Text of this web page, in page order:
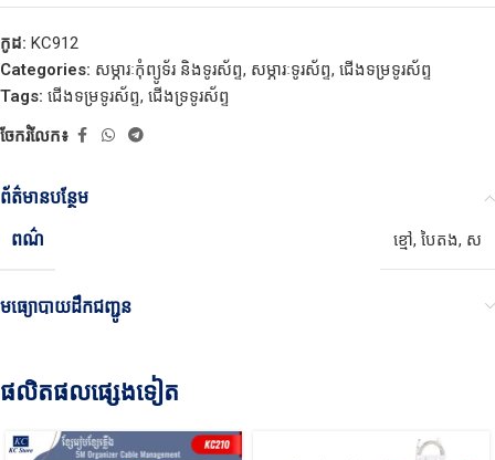
កូដ: KC912
Categories: សម្ភារៈកុំព្យូទ័រ និងទូរស័ព្ទ, សម្ភារៈទូរស័ព្ទ, ជើងទម្រទូរស័ព្ទ
Tags: ជើងទម្រទូរស័ព្ទ, ជើងទ្រទូរស័ព្ទ
ចែករំលែក៖
ព័ត៌មានបន្ថែម
ពណ៌
ខ្មៅ, បៃតង, ស
មធ្យោបាយដឹកជញ្ជូន
ផលិតផលផ្សេងទៀត